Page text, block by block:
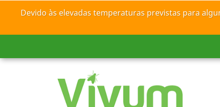
Devido às elevadas temperaturas previstas para